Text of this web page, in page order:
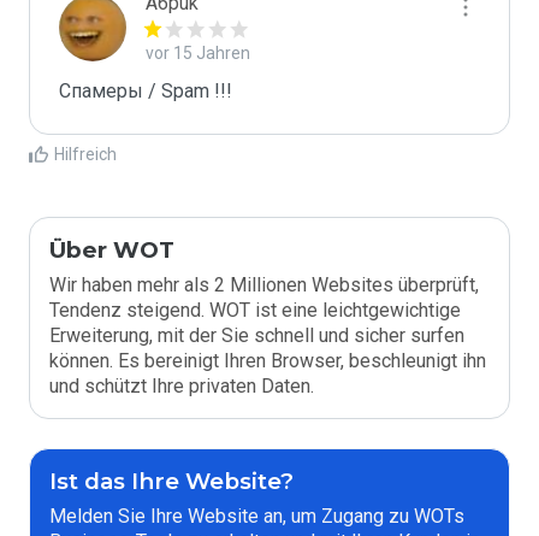
vor 15 Jahren
Спамеры / Spam !!!
Hilfreich
Über WOT
Wir haben mehr als 2 Millionen Websites überprüft,
Tendenz steigend. WOT ist eine leichtgewichtige
Erweiterung, mit der Sie schnell und sicher surfen
können. Es bereinigt Ihren Browser, beschleunigt ihn
und schützt Ihre privaten Daten.
Ist das Ihre Website?
Melden Sie Ihre Website an, um Zugang zu WOTs